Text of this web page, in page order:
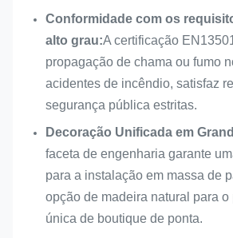
Serviços
personalizados
Tamanho,
Resistência ao
fogo
Retardante
Nível
ambiental
Baixo COV,
Função central
Absorção
Decoração
Conformidade com os
alto grau:A certificação
propagação de chama ou fumo
acidentes de incêndio, satisfaz
segurança pública estritas.
Decoração Unificada em
faceta de engenharia garante
para a instalação em massa de
opção de madeira natural para o
única de boutique de ponta.